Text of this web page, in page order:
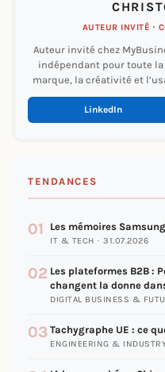
AUTEUR INVITÉ ·
Auteur invité chez
indépendant pour toute la
marque, la créativité et
LinkedIn
TENDANCES
01 Les mémoires
IT & TECH · 31.07.2026
02 Les plateformes B2B :
changent la donne
DIGITAL BUSINESS &
03 Tachygraphe UE : ce
ENGINEERING &